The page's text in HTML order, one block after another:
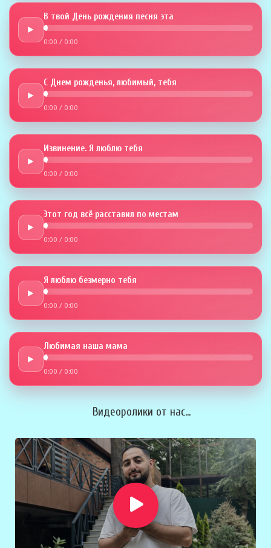
►
В твой День рождения песня эта
0:00 / 0:00
►
С Днем рожденья, любимый, тебя
0:00 / 0:00
►
Извинение. Я люблю тебя
0:00 / 0:00
►
Этот год всё расставил по местам
0:00 / 0:00
►
Я люблю безмерно тебя
0:00 / 0:00
►
Любимая наша мама
0:00 / 0:00
Видеоролики от нас...